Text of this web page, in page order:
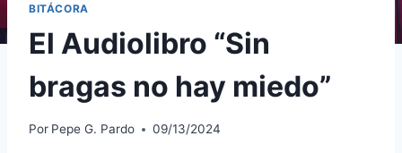
BITÁCORA
El Audiolibro “Sin
bragas no hay miedo”
Por Pepe G. Pardo 09/13/2024